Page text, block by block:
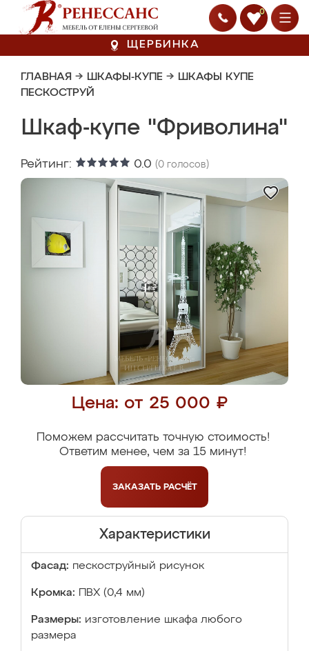
0
ЩЕРБИНКА
ГЛАВНАЯ → ШКАФЫ-КУПЕ → ШКАФЫ КУПЕ
ПЕСКОСТРУЙ
Шкаф-купе "Фриволина"
Рейтинг: 0.0 (0 голосов)
Цена: от 25 000 ₽
Поможем рассчитать точную стоимость!
Ответим менее, чем за 15 минут!
ЗАКАЗАТЬ РАСЧЁТ
Характеристики
Фасад: пескоструйный рисунок
Кромка: ПВХ (0,4 мм)
Размеры: изготовление шкафа любого
размера